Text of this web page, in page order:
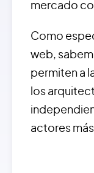
mercado
Como
web,
permiten a
los
actores